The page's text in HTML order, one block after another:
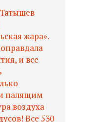
жара».
и все
палящим
воздуха
Все 530